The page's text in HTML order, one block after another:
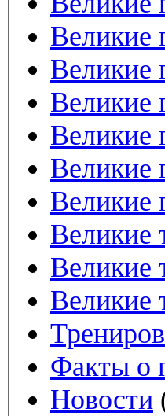
Великие
Великие
Великие
Великие
Великие
Великие
Великие
Великие
Великие
Факты о
Новости